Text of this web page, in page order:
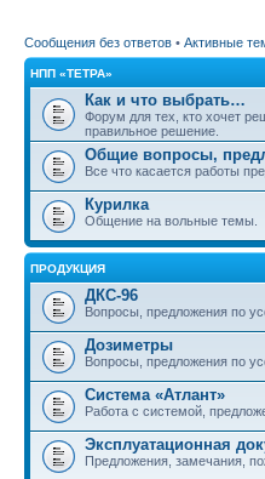
Сообщения без ответов • Активные
НПП «ТЕТРА»
Как и что выбрать…
Форум для тех, кто хочет
правильное решение.
Общие вопросы,
Все что касается работы
Курилка
Общение на вольные темы.
ПРОДУКЦИЯ
ДКС-96
Вопросы, предложения по
Дозиметры
Вопросы, предложения по
Система «Атлант»
Работа с системой,
Эксплуатационная
Предложения, замечания,